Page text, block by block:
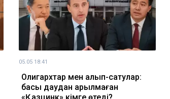
05.05 18:41
Олигархтар мен алып-сатулар:
басы даудан арылмаған
«Қазцинк» кімге өтеді?